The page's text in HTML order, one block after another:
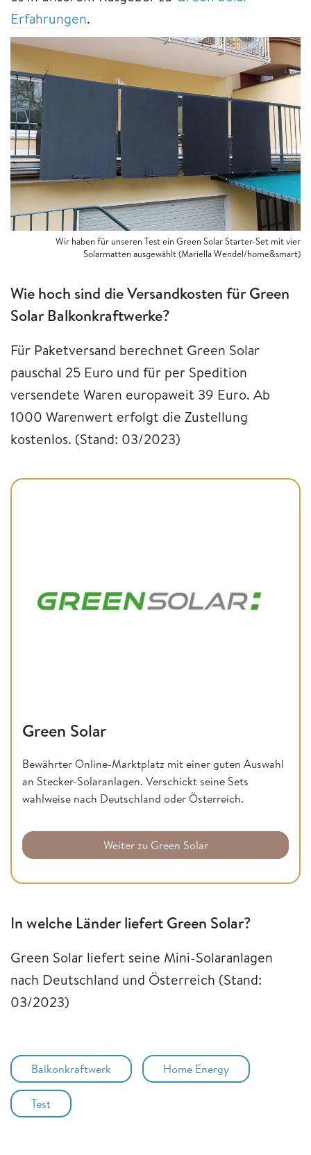
Erfahrungen.
Wir haben für unseren Test ein Green Solar Starter-Set mit vier
Solarmatten ausgewählt (Mariella Wendel/home&smart)
Wie hoch sind die Versandkosten für Green
Solar Balkonkraftwerke?
Für Paketversand berechnet Green Solar
pauschal 25 Euro und für per Spedition
versendete Waren europaweit 39 Euro. Ab
1000 Warenwert erfolgt die Zustellung
kostenlos. (Stand: 03/2023)
Green Solar
Bewährter Online-Marktplatz mit einer guten Auswahl
an Stecker-Solaranlagen. Verschickt seine Sets
wahlweise nach Deutschland oder Österreich.
Weiter zu Green Solar
In welche Länder liefert Green Solar?
Green Solar liefert seine Mini-Solaranlagen
nach Deutschland und Österreich (Stand:
03/2023)
Balkonkraftwerk Home Energy
Test